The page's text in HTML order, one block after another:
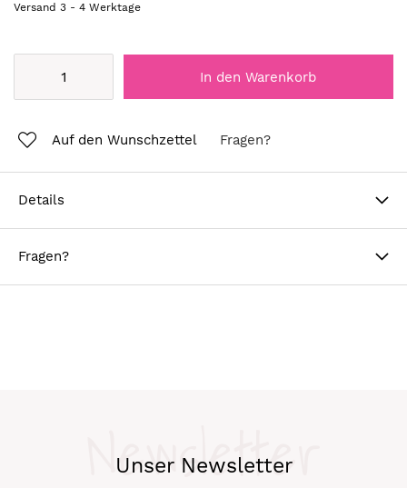
Versand 3 - 4 Werktage
In den Warenkorb
Auf den Wunschzettel Fragen?
Details
Fragen?
Unser Newsletter
Newsletter